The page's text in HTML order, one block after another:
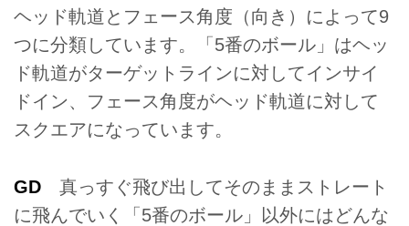
ヘッド軌道とフェース角度（向き）によって9
つに分類しています。「5番のボール」はヘッ
ド軌道がターゲットラインに対してインサイ
ドイン、フェース角度がヘッド軌道に対して
スクエアになっています。
GD 真っすぐ飛び出してそのままストレート
に飛んでいく「5番のボール」以外にはどんな